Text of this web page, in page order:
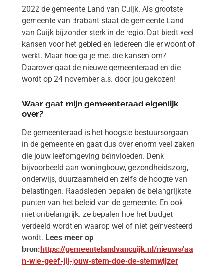
2022 de gemeente Land van Cuijk. Als grootste
gemeente van Brabant staat de gemeente Land
van Cuijk bijzonder sterk in de regio. Dat biedt veel
kansen voor het gebied en iedereen die er woont of
werkt. Maar hoe ga je met die kansen om?
Daarover gaat de nieuwe gemeenteraad en die
wordt op 24 november a.s. door jou gekozen!
Waar gaat mijn gemeenteraad eigenlijk
over?
De gemeenteraad is het hoogste bestuursorgaan
in de gemeente en gaat dus over enorm veel zaken
die jouw leefomgeving beïnvloeden. Denk
bijvoorbeeld aan woningbouw, gezondheidszorg,
onderwijs, duurzaamheid en zelfs de hoogte van
belastingen. Raadsleden bepalen de belangrijkste
punten van het beleid van de gemeente. En ook
niet onbelangrijk: ze bepalen hoe het budget
verdeeld wordt en waarop wel of niet geïnvesteerd
wordt. Lees meer op
bron:https://gemeentelandvancuijk.nl/nieuws/aa
n-wie-geef-jij-jouw-stem-doe-de-stemwijzer